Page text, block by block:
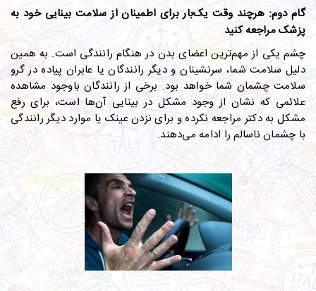
گام دوم: هرچند وقت یک‌بار برای اطمینان از سلامت بینایی خود به
پزشک مراجعه کنید
چشم یکی از مهم‌ترین اعضای بدن در هنگام رانندگی است. به همین
دلیل سلامت شما، سرنشینان و دیگر رانندگان یا عابران پیاده در گرو
سلامت چشمان شما خواهد بود. برخی از رانندگان باوجود مشاهده
علائمی که نشان از وجود مشکل در بینایی آن‌ها است، برای رفع
مشکل به دکتر مراجعه نکرده و برای نزدن عینک یا موارد دیگر رانندگی
با چشمان ناسالم را ادامه می‌دهند.